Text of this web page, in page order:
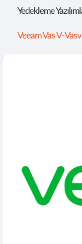
Yedekleme
Veeam Vas V-